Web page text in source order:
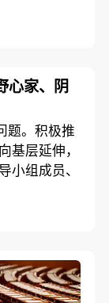
心家、阴
题。积极推
基层延伸，
小组成员、